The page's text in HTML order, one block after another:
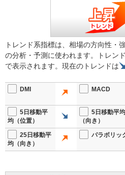
トレンド系指標は、相場の方向性・
の分析・予測に使われます。トレン
で表示されます。現在のトレンドは
DMI MACD
5日移動平
均（位置）
5日移動平均
（向き）
25日移動平
均（向き）
パラボリッ